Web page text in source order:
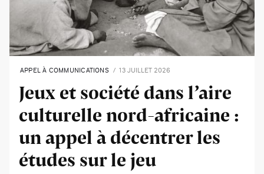
APPEL À COMMUNICATIONS 13 JUILLET 2026
Jeux et société dans l’aire
culturelle nord-africaine :
un appel à décentrer les
études sur le jeu